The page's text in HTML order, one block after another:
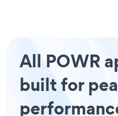
All POWR
built for